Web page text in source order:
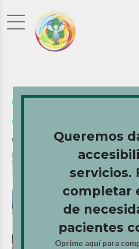
Oncológico
en Vieques
Queremos
servicios.
completar
de
pacientes
Oprime aquí para